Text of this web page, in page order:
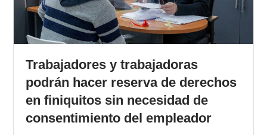
Trabajadores y trabajadoras
podrán hacer reserva de derechos
en finiquitos sin necesidad de
consentimiento del empleador